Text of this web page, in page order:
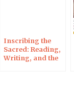
Inscribing the
Sacred: Reading,
Writing, and the